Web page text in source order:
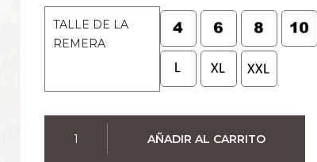
era:
$990.
es:
$790.
TALLE DE LA
REMERA
Spider
AÑADIR AL CARRITO